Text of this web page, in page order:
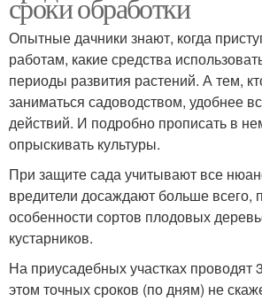
сроки обработки
Опытные дачники знают, когда
работам, какие средства
периоды развития растений. А тем,
заниматься садоводством, удобнее
действий. И подробно прописать в
опрыскивать культуры.
При защите сада учитывают все
вредители досаждают больше всего,
особенности сортов плодовых
кустарников.
На приусадебных участках проводят
этом точных сроков (по дням) не